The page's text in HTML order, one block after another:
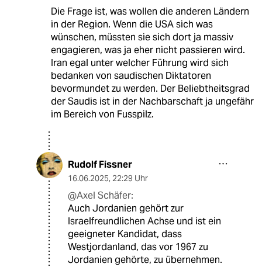
Die Frage ist, was wollen die anderen Ländern
in der Region. Wenn die USA sich was
wünschen, müssten sie sich dort ja massiv
engagieren, was ja eher nicht passieren wird.
Iran egal unter welcher Führung wird sich
bedanken von saudischen Diktatoren
bevormundet zu werden. Der Beliebtheitsgrad
der Saudis ist in der Nachbarschaft ja ungefähr
im Bereich von Fusspilz.
Rudolf Fissner
16.06.2025, 22:29 Uhr
@Axel Schäfer:
Auch Jordanien gehört zur
Israelfreundlichen Achse und ist ein
geeigneter Kandidat, dass
Westjordanland, das vor 1967 zu
Jordanien gehörte, zu übernehmen.